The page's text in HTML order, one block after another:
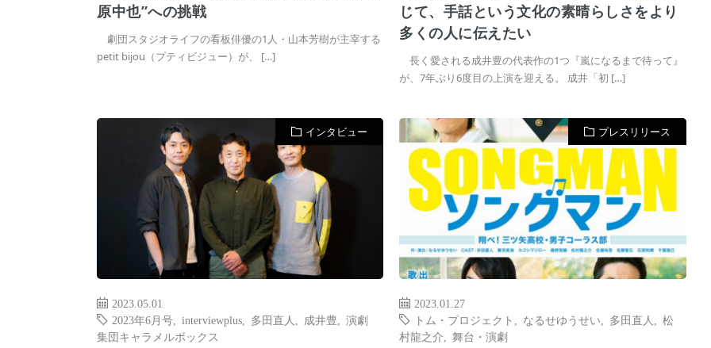
原中也”への挑戦
劇団スタジオライフの看板俳優の1人・山本芳樹が主宰する
petit bijou（プティビジュー）が、 […]
じて、手話という文化の素晴らしさをより
多くの人に伝えたい
長く愛される成井豊の代表作の1つ『嵐になるまで待って』
が、7年ぶり6度目の上演を迎える。 成井「初 […]
インタビュー
2023.05.01
2023年6月号
interviewplus 多田直人 成井豊
演劇
集団キャラメルボックス
プレスリリース
2023.01.27
トム・プロジェクト
なるせゆうせい 多田直人 ,松
村龍之介 ,舞台・演劇